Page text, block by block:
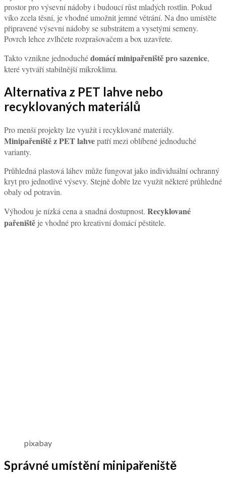
prostor pro výsevní nádoby i budoucí růst mladých rostlin. Pokud
víko zcela těsní, je vhodné umožnit jemné větrání. Na dno umístěte
připravené výsevní nádoby se substrátem a vysetými semeny.
Povrch lehce zvlhčete rozprašovačem a box uzavřete.
Takto vznikne jednoduchédomácí minipařeniště pro sazenice,
které vytváří stabilnější mikroklima.
Alternativa z PET lahve nebo
recyklovaných materiálů
Pro menší projekty lze využít i recyklované materiály.
Minipařeniště z PET lahvepatří mezi oblíbené jednoduché
varianty.
Průhledná plastová láhev může fungovat jako individuální ochranný
kryt pro jednotlivé výsevy. Stejně dobře lze využít některé průhledné
obaly od potravin.
Výhodou je nízká cena a snadná dostupnost. Recyklované
pařeniště je vhodné pro kreativní domácí pěstitele.
pixabay
Správné umístění minipařeniště